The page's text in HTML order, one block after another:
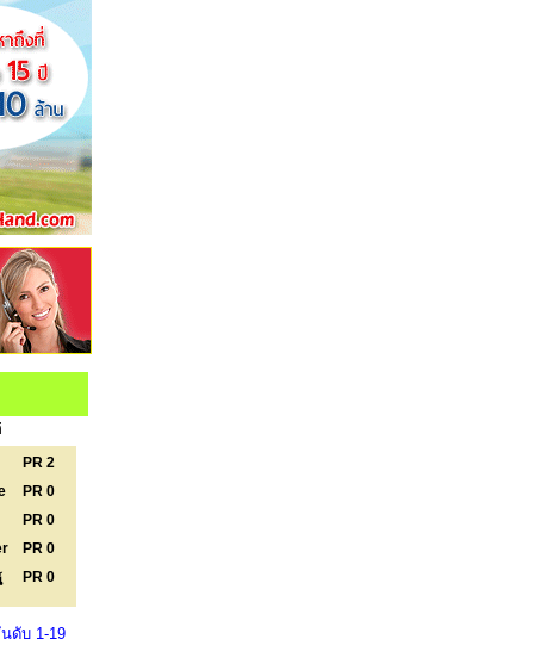
PR 2
PR 0
PR 0
PR 0
PR 0
ดับ 1-19